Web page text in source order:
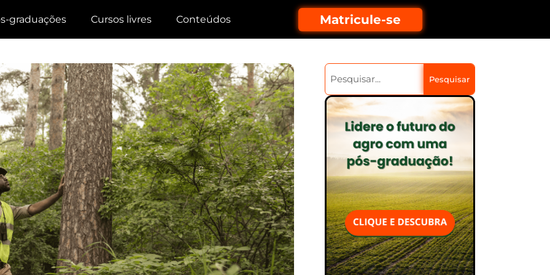
graduações Cursos livres Conteúdos Matricule-se
Pesquisar